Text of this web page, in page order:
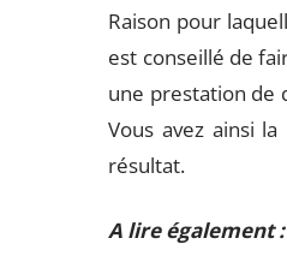
Raison pour
est conseillé de
une prestation de
Vous avez ainsi
résultat.
A lire également :